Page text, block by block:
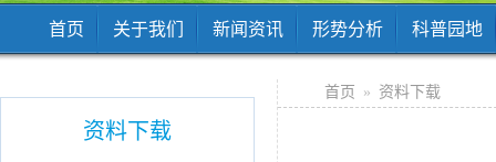
首页 关于我们 新闻资讯 形势分析 科普园地
资料下载
首页 » 资料下载